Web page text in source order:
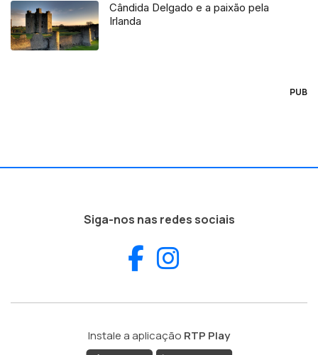
Cândida Delgado e a paixão pela
Irlanda
PUB
Siga-nos nas redes sociais
Facebook
Instale a aplicação RTP Play